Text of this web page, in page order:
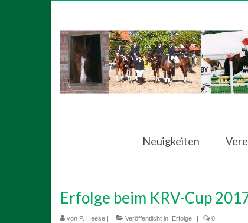
Neuigkeiten
Erfolge beim KRV-Cup
von P. Heese Veröffentlicht in: Erfolge 0